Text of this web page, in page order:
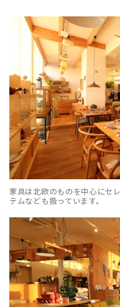
家具は北欧のものを中心にセ
テムなども扱っています。